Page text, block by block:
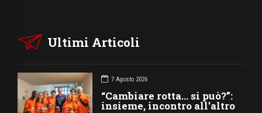
Ultimi Articoli
7 Agosto 2026
“Cambiare rotta… si può?”:
insieme, incontro all’altro